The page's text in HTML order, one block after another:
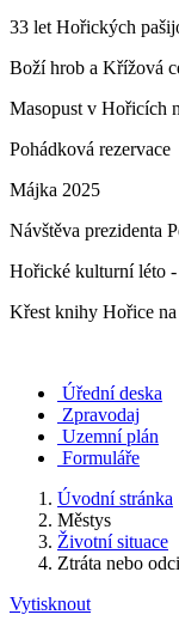
33 let Hořických
Boží hrob a Křížová
Masopust v Hořicích
Pohádková rezervace
Májka 2025
Návštěva prezidenta
Hořické kulturní léto
Křest knihy Hořice
Úřední deska
Zpravodaj
Uzemní plán
Formuláře
Úvodní stránka
Městys
Životní situace
Ztráta nebo
Vytisknout